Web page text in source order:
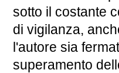
sotto il costante
di vigilanza,
l'autore sia
superamento